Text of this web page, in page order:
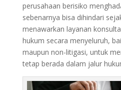
perusahaan berisiko
sebenarnya bisa dihindari
menawarkan layanan
hukum secara menyeluruh,
maupun non-litigasi, untuk
tetap berada dalam jalur